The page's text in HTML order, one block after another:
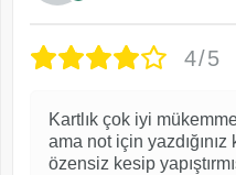
4/5
Kartlık çok iyi
ama not için yazdığınız
özensiz kesip